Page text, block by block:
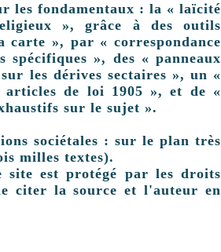
les fondamentaux : la « laïcité
», grâce à des outils
carte », par « correspondance
spécifiques », des « panneaux
les dérives sectaires », un «
articles de loi 1905 », et de «
sur le sujet ».
sociétales : sur le plan très
milles textes).
site est protégé par les droits
citer la source et l'auteur en